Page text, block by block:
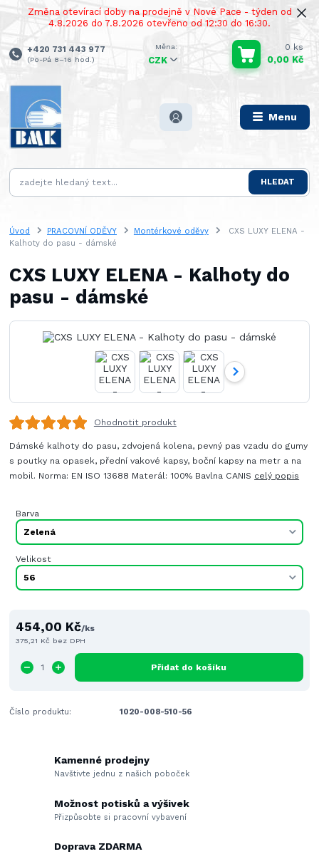
Změna otevírací doby na prodejně v Nové Pace - týden od
4.8.2026 do 7.8.2026 otevřeno od 12:30 do 16:30.
Menu
CZK
HLEDAT
+420 731 443 977
(Po-Pá 8–16 hod.)
0 ks
0,00 Kč
Úvod PRACOVNÍ ODĚVY Montérkové oděvy
CXS LUXY ELENA -
Kalhoty do pasu - dámské
CXS LUXY ELENA - Kalhoty do
pasu - dámské
Ohodnotit produkt
Dámské kalhoty do pasu, zdvojená kolena, pevný pas vzadu do gumy
s poutky na opasek, přední vakové kapsy, boční kapsy na metr a na
mobil. Norma: EN ISO 13688 Materál: 100% Bavlna CANIS celý popis
Barva
Velikost
454,00 Kč/ks
375,21 Kč bez DPH
Přidat do košíku
Číslo produktu: 1020-008-510-56
Kamenné prodejny
Navštivte jednu z našich poboček
Možnost potisků a výšivek
Přizpůsobte si pracovní vybavení
Doprava ZDARMA